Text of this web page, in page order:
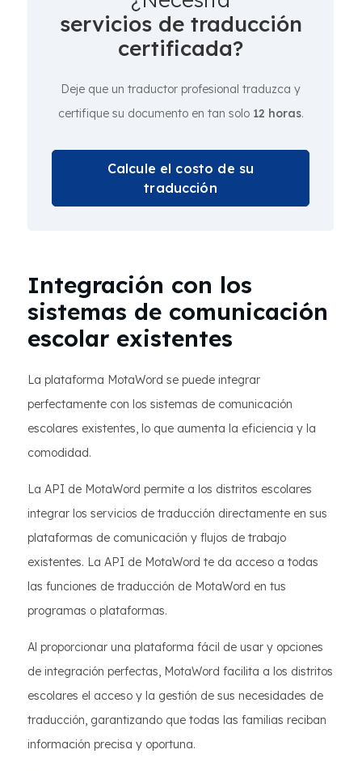
servicios de traducción
certificada?
Deje que un traductor profesional traduzca y
certifique su documento en tan solo 12 horas.
Calcule el costo de su
traducción
Integración con los
sistemas de comunicación
escolar existentes
La plataforma MotaWord se puede integrar
perfectamente con los sistemas de comunicación
escolares existentes, lo que aumenta la eficiencia y la
comodidad.
La API de MotaWord permite a los distritos escolares
integrar los servicios de traducción directamente en sus
plataformas de comunicación y flujos de trabajo
existentes. La API de MotaWord te da acceso a todas
las funciones de traducción de MotaWord en tus
programas o plataformas.
Al proporcionar una plataforma fácil de usar y opciones
de integración perfectas, MotaWord facilita a los distritos
escolares el acceso y la gestión de sus necesidades de
traducción, garantizando que todas las familias reciban
información precisa y oportuna.